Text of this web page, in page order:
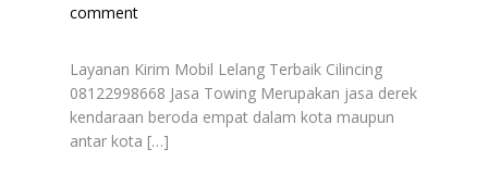
comment
Layanan Kirim Mobil Lelang Terbaik Cilincing
08122998668 Jasa Towing Merupakan jasa derek
kendaraan beroda empat dalam kota maupun
antar kota […]